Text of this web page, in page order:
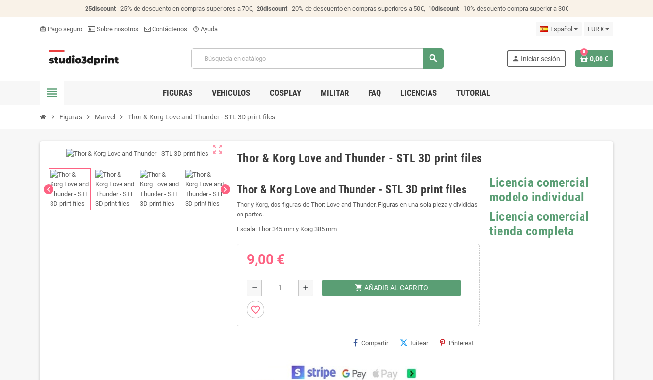
25discount- 25% de descuento en compras superiores a 70€, 20discount- 20% de descuento en compras superiores a 50€, 10discount- 10% descuento compra superior a 30€
card_giftcard Pago seguro Sobre nosotros Contáctenos help_outline Ayuda Español EUR €
search person Iniciar sesión
0
0,00 €
view_headline FIGURAS VEHICULOS COSPLAY MILITAR FAQ LICENCIAS TUTORIAL
chevron_right Figuras chevron_right Marvel chevron_right Thor & Korg Love and Thunder - STL 3D print files
zoom_out_map
chevron_left chevron_right
Thor & Korg Love and Thunder - STL 3D print files
Thor & Korg Love and Thunder - STL 3D print files
Thor y Korg, dos figuras de Thor: Love and Thunder. Figuras en una sola pieza y divididas
en partes.
Escala: Thor 345 mm y Korg 385 mm
9,00 €
remove add shopping_cart AÑADIR AL CARRITO
favorite_border
Compartir Tuitear Pinterest
Licencia comercial
modelo individual
Licencia comercial
tienda completa